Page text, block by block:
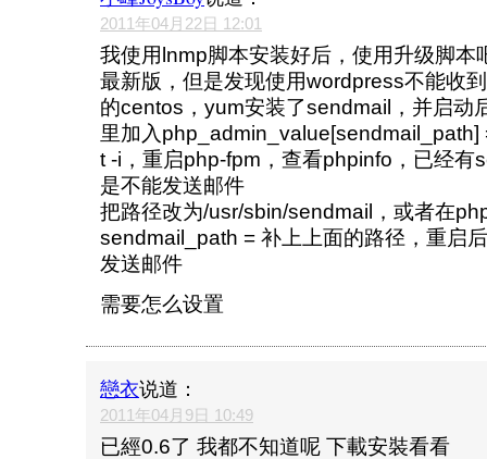
2011年04月22日 12:01
我使用lnmp脚本安装好后，使用升级脚本
最新版，但是发现使用wordpress不能收
的centos，yum安装了sendmail，并启动
里加入php_admin_value[sendmail_path]
t -i，重启php-fpm，查看phpinfo，已经有
是不能发送邮件
把路径改为/usr/sbin/sendmail，或者在
sendmail_path = 补上上面的路径，重启
发送邮件
需要怎么设置
戀衣说道：
2011年04月9日 10:49
已經0.6了 我都不知道呢 下載安裝看看